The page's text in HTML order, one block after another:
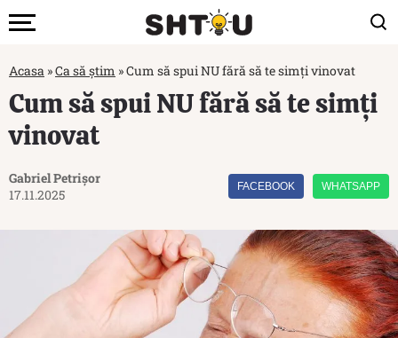
Acasa »Ca să știm »Cum să spui NU fără să te simți vinovat
Cum să spui NU fără să te simți
vinovat
Gabriel Petrișor
17.11.2025
FACEBOOK WHATSAPP